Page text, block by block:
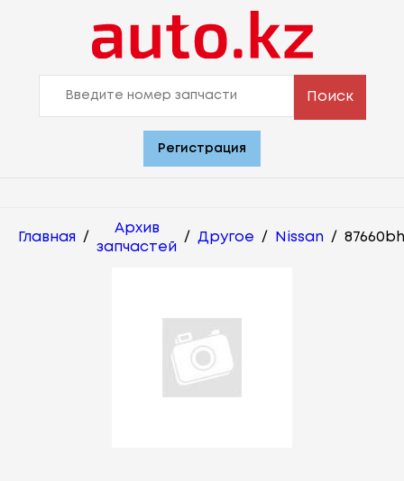
Поиск
Регистрация
Главная /
Архив
запчастей
/ Другое / Nissan /